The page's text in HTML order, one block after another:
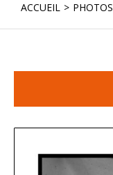
Vous êtes ici :
ACCUEIL PHOTOS